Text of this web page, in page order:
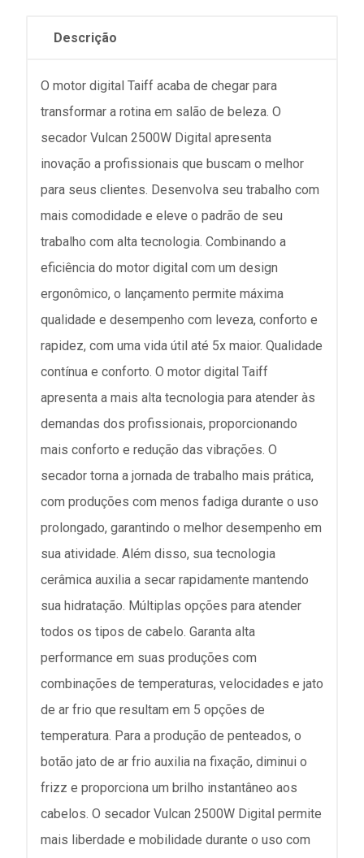
Descrição
O motor digital Taiff acaba de chegar para
transformar a rotina em salão de beleza. O
secador Vulcan 2500W Digital apresenta
inovação a profissionais que buscam o melhor
para seus clientes. Desenvolva seu trabalho com
mais comodidade e eleve o padrão de seu
trabalho com alta tecnologia. Combinando a
eficiência do motor digital com um design
ergonômico, o lançamento permite máxima
qualidade e desempenho com leveza, conforto e
rapidez, com uma vida útil até 5x maior. Qualidade
contínua e conforto. O motor digital Taiff
apresenta a mais alta tecnologia para atender às
demandas dos profissionais, proporcionando
mais conforto e redução das vibrações. O
secador torna a jornada de trabalho mais prática,
com produções com menos fadiga durante o uso
prolongado, garantindo o melhor desempenho em
sua atividade. Além disso, sua tecnologia
cerâmica auxilia a secar rapidamente mantendo
sua hidratação. Múltiplas opções para atender
todos os tipos de cabelo. Garanta alta
performance em suas produções com
combinações de temperaturas, velocidades e jato
de ar frio que resultam em 5 opções de
temperatura. Para a produção de penteados, o
botão jato de ar frio auxilia na fixação, diminui o
frizz e proporciona um brilho instantâneo aos
cabelos. O secador Vulcan 2500W Digital permite
mais liberdade e mobilidade durante o uso com